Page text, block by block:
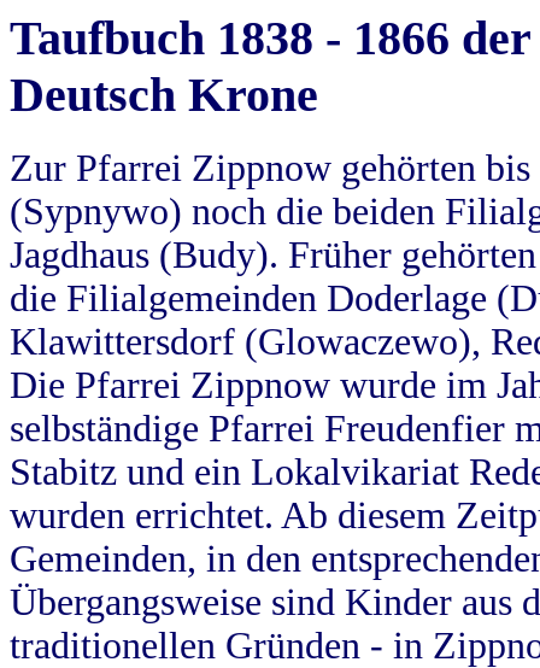
Taufbuch 1838 - 1866
Deutsch Krone
Zur Pfarrei Zippnow gehörten
(Sypnywo) noch die beiden
Jagdhaus (Budy). Früher
die Filialgemeinden Doderlage
Klawittersdorf (Glowaczewo),
Die Pfarrei Zippnow wurde im
selbständige Pfarrei Freudenfier
Stabitz und ein Lokalvikariat
wurden errichtet. Ab diesem
Gemeinden, in den
Übergangsweise sind Kinder aus
traditionellen Gründen - in